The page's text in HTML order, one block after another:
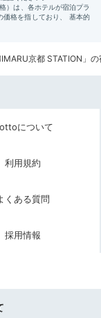
ドリーを使っ
歩15分圏内
京都 STATION」
について
利用規約
くある質問
採用情報